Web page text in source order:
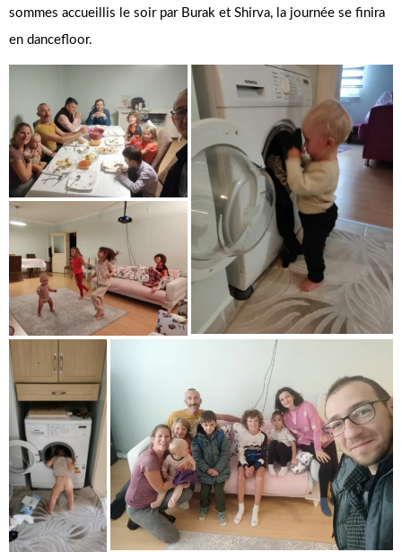
sommes accueillis le soir par Burak et Shirva, la journée se finira
en dancefloor.